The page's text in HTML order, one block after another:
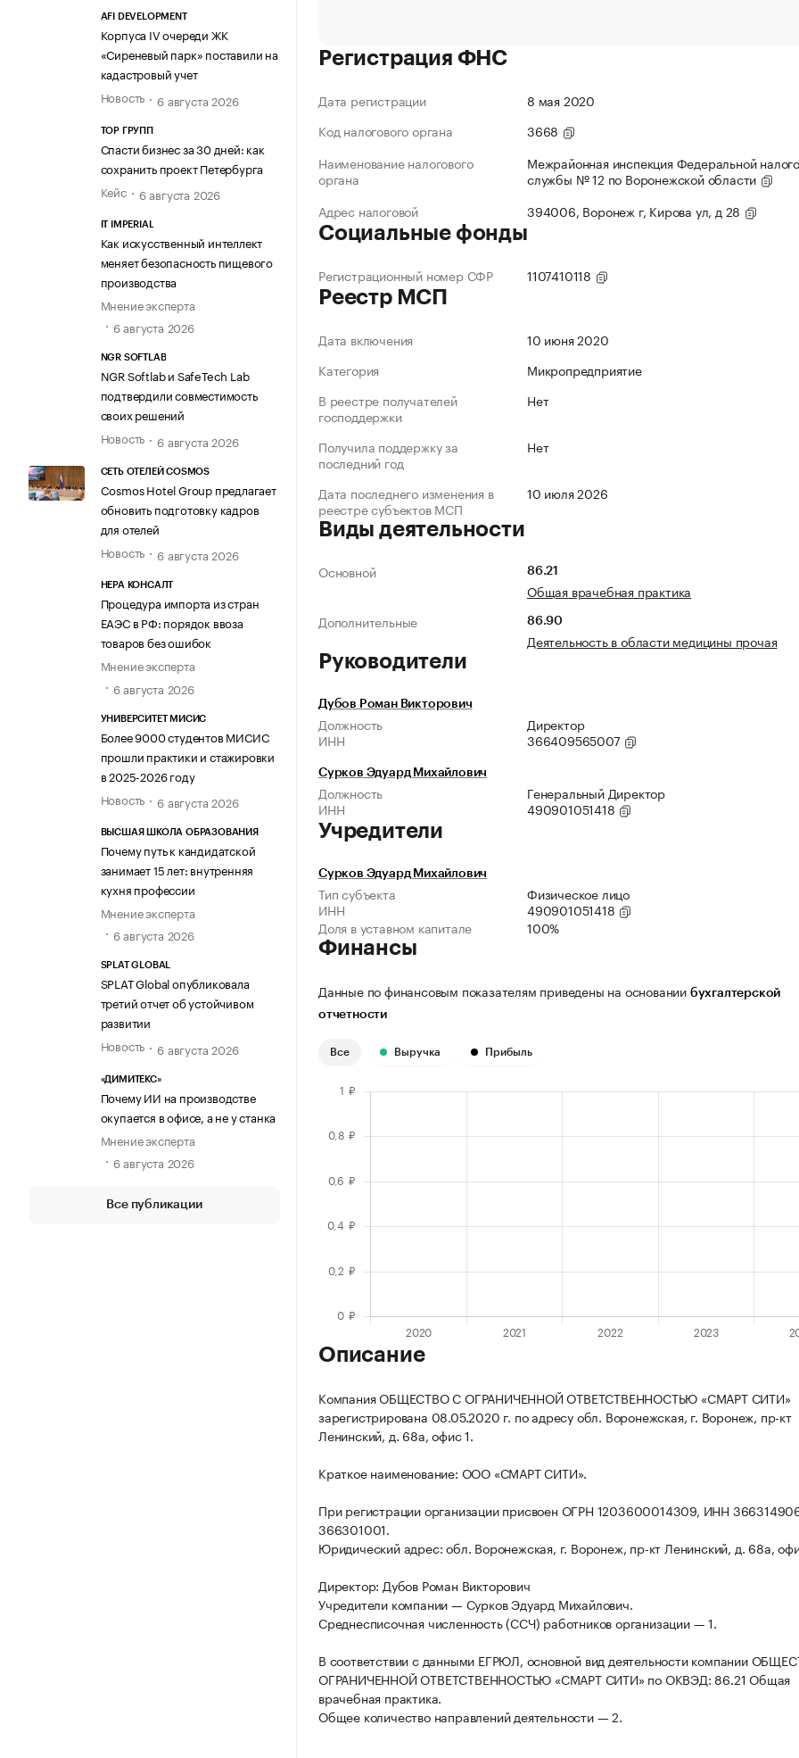
AFI DEVELOPMENT
Корпуса IV очереди ЖК
«Сиреневый парк» поставили на
кадастровый учет
Новость
6 августа 2026
ТОР ГРУПП
Спасти бизнес за 30 дней: как
сохранить проект Петербурга
Кейс
6 августа 2026
IT IMPERIAL
Как искусственный интеллект
меняет безопасность пищевого
производства
Мнение эксперта
6 августа 2026
NGR SOFTLAB
NGR Softlab и SafeTech Lab
подтвердили совместимость
своих решений
Новость
6 августа 2026
СЕТЬ ОТЕЛЕЙ COSMOS
Cosmos Hotel Group предлагает
обновить подготовку кадров
для отелей
Новость
6 августа 2026
НЕРА КОНСАЛТ
Процедура импорта из стран
ЕАЭС в РФ: порядок ввоза
товаров без ошибок
Мнение эксперта
6 августа 2026
УНИВЕРСИТЕТ МИСИС
Более 9000 студентов МИСИС
прошли практики и стажировки
в 2025-2026 году
Новость
6 августа 2026
ВЫСШАЯ ШКОЛА ОБРАЗОВАНИЯ
Почему путь к кандидатской
занимает 15 лет: внутренняя
кухня профессии
Мнение эксперта
6 августа 2026
SPLAT GLOBAL
SPLAT Global опубликовала
третий отчет об устойчивом
развитии
Новость
6 августа 2026
«ДИМИТЕКС»
Почему ИИ на производстве
окупается в офисе, а не у станка
Мнение эксперта
6 августа 2026
Все публикации
Регистрация ФНС
Дата регистрации
8 мая 2020
Код налогового органа
3668
Наименование налогового
органа
Межрайонная инспекция Федеральной
службы № 12 по Воронежской области
Адрес налоговой
394006, Воронеж г, Кирова ул, д 28
Социальные фонды
Регистрационный номер СФР 1107410118
Реестр МСП
Дата включения
10 июня 2020
Категория
Микропредприятие
В реестре получателей
господдержки
Нет
Получила поддержку за
последний год
Нет
Дата последнего изменения в
реестре субъектов МСП
10 июля 2026
Виды деятельности
Основной 86.21
Общая врачебная практика
Дополнительные
86.90
Деятельность в области медицины прочая
Руководители
Дубов Роман Викторович
Должность
Директор
ИНН
366409565007
Сурков Эдуард Михайлович
Должность
Генеральный Директор
ИНН
490901051418
Учредители
Сурков Эдуард Михайлович
Тип субъекта
Физическое лицо
ИНН
490901051418
Доля в уставном капитале
100%
Финансы
Данные по финансовым показателям приведены на основании бухгалтерской
отчетности
Все Выручка Прибыль
Описание
Компания ОБЩЕСТВО С ОГРАНИЧЕННОЙ ОТВЕТСТВЕННОСТЬЮ «СМАРТ СИТИ»
зарегистрирована 08.05.2020 г. по адресу обл. Воронежская, г. Воронеж, пр-кт
Ленинский, д. 68а, офис 1.
Краткое наименование: ООО «СМАРТ СИТИ».
При регистрации организации присвоен ОГРН 1203600014309, ИНН
366301001.
Юридический адрес: обл. Воронежская, г. Воронеж, пр-кт Ленинский, д. 68а,
Директор: Дубов Роман Викторович
Учредители компании — Сурков Эдуард Михайлович.
Среднесписочная численность (ССЧ) работников организации — 1.
В соответствии с данными ЕГРЮЛ, основной вид деятельности компании
ОГРАНИЧЕННОЙ ОТВЕТСТВЕННОСТЬЮ «СМАРТ СИТИ» по ОКВЭД: 86.21 Общая
врачебная практика.
Общее количество направлений деятельности — 2.